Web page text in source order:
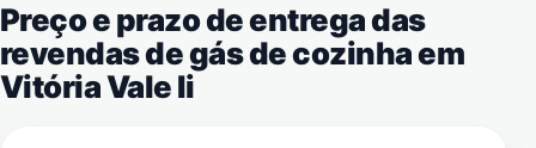
Preço e prazo de entrega das
revendas de gás de cozinha em
Vitória Vale Ii